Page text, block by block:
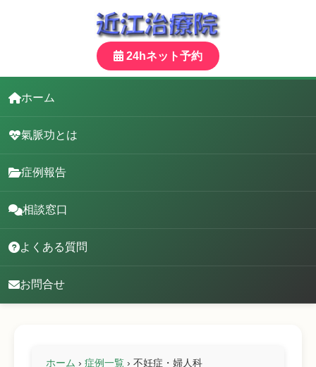
24hネット予約
ホーム
氣脈功とは
症例報告
相談窓口
よくある質問
お問合せ
ホーム › 症例一覧 › 不妊症・婦人科